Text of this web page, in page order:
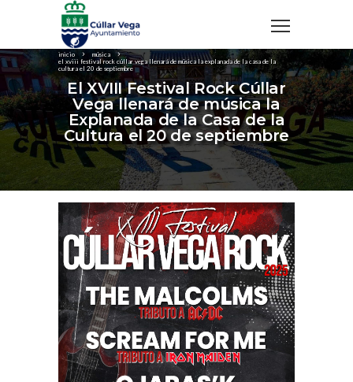
inicio
música
el xviii festival rock cúllar vega llenará de música la explanada de la casa de la
cultura el 20 de septiembre
El XVIII Festival Rock Cúllar
Vega llenará de música la
Explanada de la Casa de la
Cultura el 20 de septiembre